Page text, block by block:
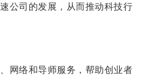
司的发展，从而推动科技行
络和导师服务，帮助创业者